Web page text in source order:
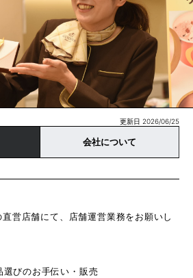
更新日 2026/06/25
会社について
営店舗にて、店舗運営業務をお願いし
選びのお手伝い・販売